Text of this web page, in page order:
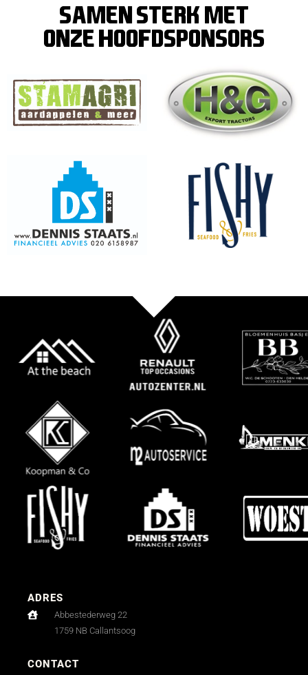
SAMEN STERK MET
ONZE hoofdsponsors
ADRES
Abbestederweg 22
1759 NB Callantsoog
CONTACT